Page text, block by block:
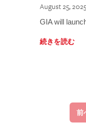
August 25, 2025
GIA will
続きを読む
前